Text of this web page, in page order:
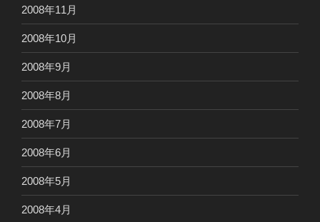
2008年11月
2008年10月
2008年9月
2008年8月
2008年7月
2008年6月
2008年5月
2008年4月